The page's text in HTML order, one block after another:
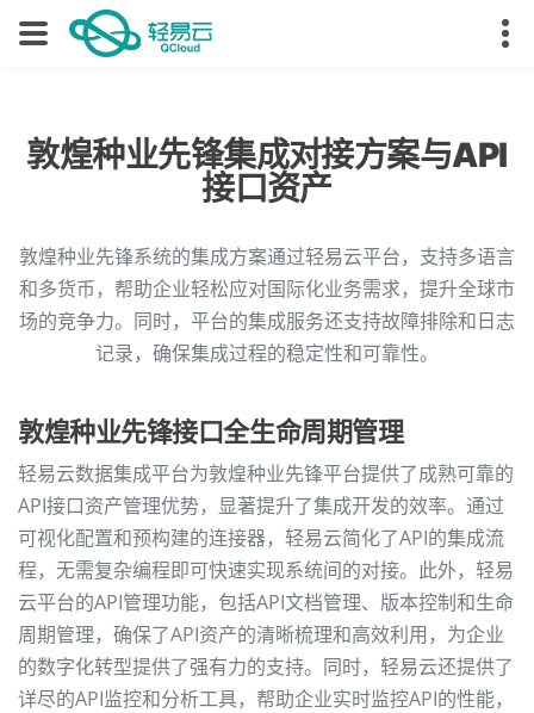
敦煌种业先锋集成对接方案与API
接口资产
敦煌种业先锋系统的集成方案通过轻易云平台，支持多语言
和多货币，帮助企业轻松应对国际化业务需求，提升全球市
场的竞争力。同时，平台的集成服务还支持故障排除和日志
记录，确保集成过程的稳定性和可靠性。
敦煌种业先锋接口全生命周期管理
轻易云数据集成平台为敦煌种业先锋平台提供了成熟可靠的
API接口资产管理优势，显著提升了集成开发的效率。通过
可视化配置和预构建的连接器，轻易云简化了API的集成流
程，无需复杂编程即可快速实现系统间的对接。此外，轻易
云平台的API管理功能，包括API文档管理、版本控制和生命
周期管理，确保了API资产的清晰梳理和高效利用，为企业
的数字化转型提供了强有力的支持。同时，轻易云还提供了
详尽的API监控和分析工具，帮助企业实时监控API的性能，